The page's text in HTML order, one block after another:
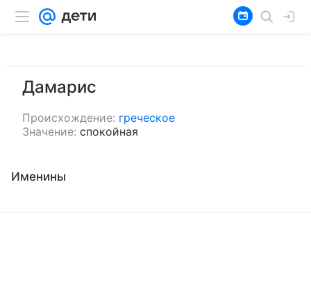
Дамарис
Происхождение: греческое
Значение: спокойная
Именины